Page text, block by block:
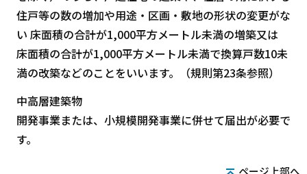
住戸等の数の増加や用途・区画・敷地の形状の変更がな
い 床面積の合計が1,000平方メートル未満の増築又は
床面積の合計が1,000平方メートル未満で換算戸数10未
満の改築などのことをいいます。（規則第23条参照）
中高層建築物
開発事業または、小規模開発事業に併せて届出が必要で
す。
ページ上部へ